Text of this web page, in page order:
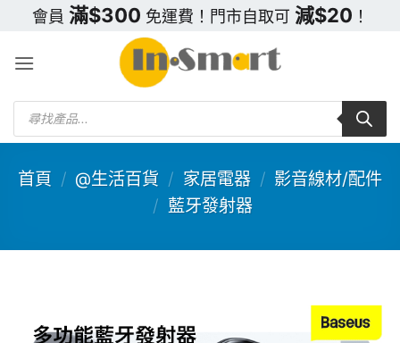
content
會員 滿$300 免運費！門市自取可 減$20 ！
Products
search
首頁 / @生活百貨 / 家居電器 / 影音線材/配件
/ 藍牙發射器